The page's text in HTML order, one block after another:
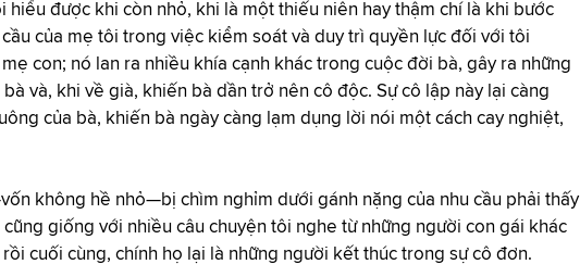
được khi còn nhỏ, khi là một thiếu niên hay thậm chí là khi bước
của mẹ tôi trong việc kiểm soát và duy trì quyền lực đối với tôi
con; nó lan ra nhiều khía cạnh khác trong cuộc đời bà, gây ra những
và, khi về già, khiến bà dần trở nên cô độc. Sự cô lập này lại càng
của bà, khiến bà ngày càng lạm dụng lời nói một cách cay nghiệt,
không hề nhỏ—bị chìm nghỉm dưới gánh nặng của nhu cầu phải thấy
giống với nhiều câu chuyện tôi nghe từ những người con gái khác
cuối cùng, chính họ lại là những người kết thúc trong sự cô đơn.